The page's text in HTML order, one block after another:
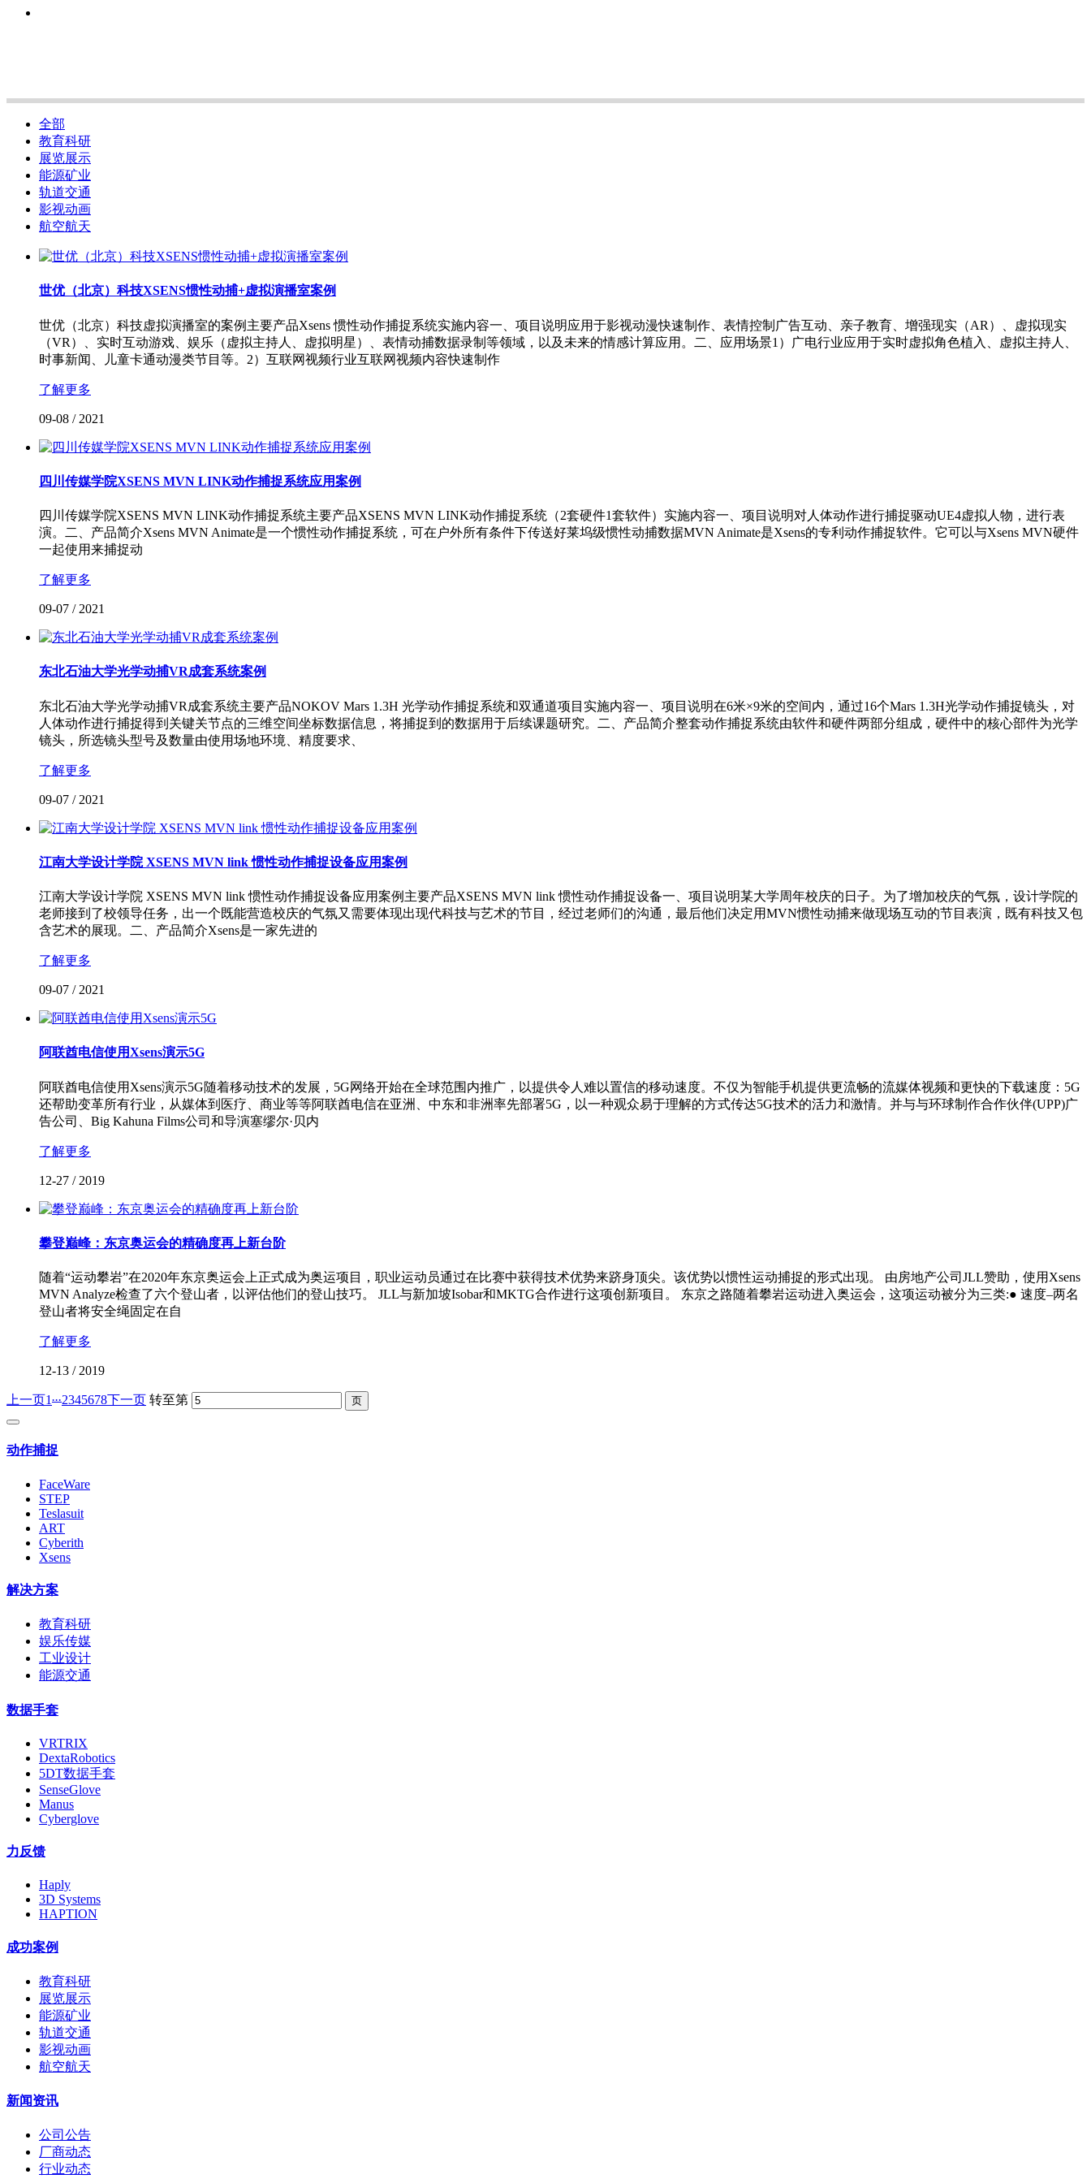
全部
教育科研
展览展示
能源矿业
轨道交通
影视动画
航空航天
世优（北京）科技XSENS惯性动捕+虚拟演播室案例
世优（北京）科技虚拟演播室的案例主要产品Xsens 惯性动作捕捉系统实施内容一、项目说明应用于影视动漫快速制作、表情控制广告互动、亲子教育、增强现实（AR）、虚拟现实
（VR）、实时互动游戏、娱乐（虚拟主持人、虚拟明星）、表情动捕数据录制等领域，以及未来的情感计算应用。二、应用场景1）广电行业应用于实时虚拟角色植入、虚拟主持人、
时事新闻、儿童卡通动漫类节目等。2）互联网视频行业互联网视频内容快速制作
了解更多
09-08 / 2021
​四川传媒学院XSENS MVN LINK动作捕捉系统应用案例
四川传媒学院XSENS MVN LINK动作捕捉系统主要产品XSENS MVN LINK动作捕捉系统（2套硬件1套软件）实施内容一、项目说明对人体动作进行捕捉驱动UE4虚拟人物，进行表
演。二、产品简介Xsens MVN Animate是一个惯性动作捕捉系统，可在户外所有条件下传送好莱坞级惯性动捕数据MVN Animate是Xsens的专利动作捕捉软件。它可以与Xsens MVN硬件
一起使用来捕捉动
了解更多
09-07 / 2021
东北石油大学光学动捕VR成套系统案例
东北石油大学光学动捕VR成套系统主要产品NOKOV Mars 1.3H 光学动作捕捉系统和双通道项目实施内容一、项目说明在6米×9米的空间内，通过16个Mars 1.3H光学动作捕捉镜头，对
人体动作进行捕捉得到关键关节点的三维空间坐标数据信息，将捕捉到的数据用于后续课题研究。二、产品简介整套动作捕捉系统由软件和硬件两部分组成，硬件中的核心部件为光学
镜头，所选镜头型号及数量由使用场地环境、精度要求、
了解更多
09-07 / 2021
江南大学设计学院 XSENS MVN link 惯性动作捕捉设备应用案例
江南大学设计学院 XSENS MVN link 惯性动作捕捉设备应用案例主要产品XSENS MVN link 惯性动作捕捉设备一、项目说明某大学周年校庆的日子。为了增加校庆的气氛，设计学院的
老师接到了校领导任务，出一个既能营造校庆的气氛又需要体现出现代科技与艺术的节目，经过老师们的沟通，最后他们决定用MVN惯性动捕来做现场互动的节目表演，既有科技又包
含艺术的展现。二、产品简介Xsens是一家先进的
了解更多
09-07 / 2021
阿联酋电信使用Xsens演示5G
阿联酋电信使用Xsens演示5G随着移动技术的发展，5G网络开始在全球范围内推广，以提供令人难以置信的移动速度。不仅为智能手机提供更流畅的流媒体视频和更快的下载速度：5G
还帮助变革所有行业，从媒体到医疗、商业等等阿联酋电信在亚洲、中东和非洲率先部署5G，以一种观众易于理解的方式传达5G技术的活力和激情。并与与环球制作合作伙伴(UPP)广
告公司、Big Kahuna Films公司和导演塞缪尔·贝内
了解更多
12-27 / 2019
攀登巅峰：东京奥运会的精确度再上新台阶
随着“运动攀岩”在2020年东京奥运会上正式成为奥运项目，职业运动员通过在比赛中获得技术优势来跻身顶尖。该优势以惯性运动捕捉的形式出现。 由房地产公司JLL赞助，使用Xsens
MVN Analyze检查了六个登山者，以评估他们的登山技巧。 JLL与新加坡Isobar和MKTG合作进行这项创新项目。 东京之路随着攀岩运动进入奥运会，这项运动被分为三类:● 速度–两名
登山者将安全绳固定在自
了解更多
12-13 / 2019
上一页1...2345678下一页 转至第
动作捕捉
FaceWare
STEP
Teslasuit
ART
Cyberith
Xsens
解决方案
教育科研
娱乐传媒
工业设计
能源交通
数据手套
VRTRIX
DextaRobotics
5DT数据手套
SenseGlove
Manus
Cyberglove
力反馈
Haply
3D Systems
HAPTION
成功案例
教育科研
展览展示
能源矿业
轨道交通
影视动画
航空航天
新闻资讯
公司公告
厂商动态
行业动态